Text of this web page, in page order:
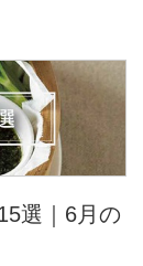
選｜6月の